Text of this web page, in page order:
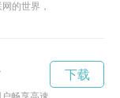
的世界，无需任何费用
下载